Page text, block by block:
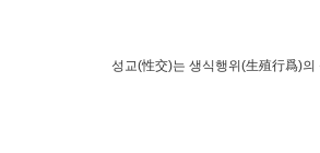
성교(性交)는 생식행위(生殖行爲)